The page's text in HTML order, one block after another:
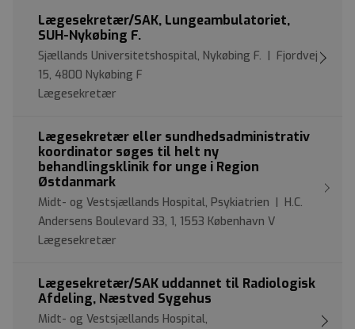
Lægesekretær/SAK, Lungeambulatoriet,
SUH-Nykøbing F.
Sjællands Universitetshospital, Nykøbing F. | Fjordvej
15, 4800 Nykøbing F
Lægesekretær
Lægesekretær eller sundhedsadministrativ
koordinator søges til helt ny
behandlingsklinik for unge i Region
Østdanmark
Midt- og Vestsjællands Hospital, Psykiatrien | H.C.
Andersens Boulevard 33, 1, 1553 København V
Lægesekretær
Lægesekretær/SAK uddannet til Radiologisk
Afdeling, Næstved Sygehus
Midt- og Vestsjællands Hospital,